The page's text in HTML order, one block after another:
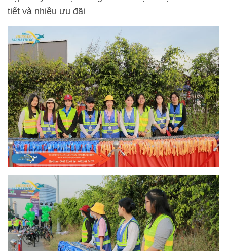
tiết và nhiều ưu đãi